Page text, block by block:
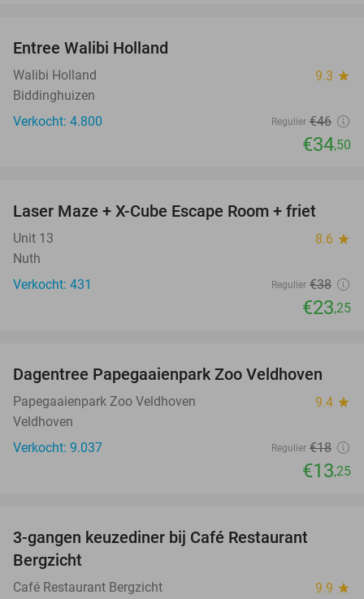
Entree Walibi Holland
Walibi Holland 9.3 star
Biddinghuizen
Verkocht: 4.800
Regulier €46
€34,50
39%
Laser Maze + X-Cube Escape Room + friet
Unit 13 8.6 star
Nuth
Verkocht: 431
Regulier €38
€23,25
26%
Dagentree Papegaaienpark Zoo Veldhoven
Papegaaienpark Zoo Veldhoven 9.4 star
Veldhoven
Verkocht: 9.037
Regulier €18
€13,25
3-gangen keuzediner bij Café Restaurant
Bergzicht
Café Restaurant Bergzicht 9.9 star